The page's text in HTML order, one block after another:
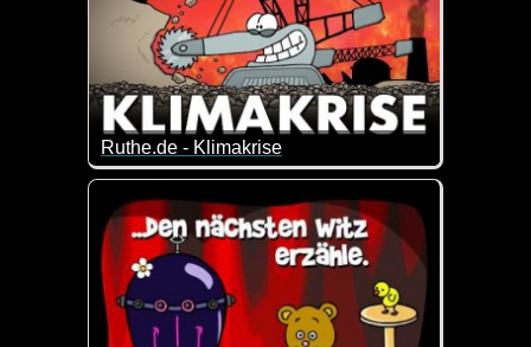
Ruthe.de - Klimakrise
Alle reden über die Klimakrise.
Was hat sie mit uns zu tun und was können wir
Dieses Video erklärt es euch auf eine witzig